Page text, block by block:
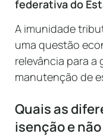
federativa do
A imunidade
uma questão
relevância para a
manutenção de
Quais as
isenção e